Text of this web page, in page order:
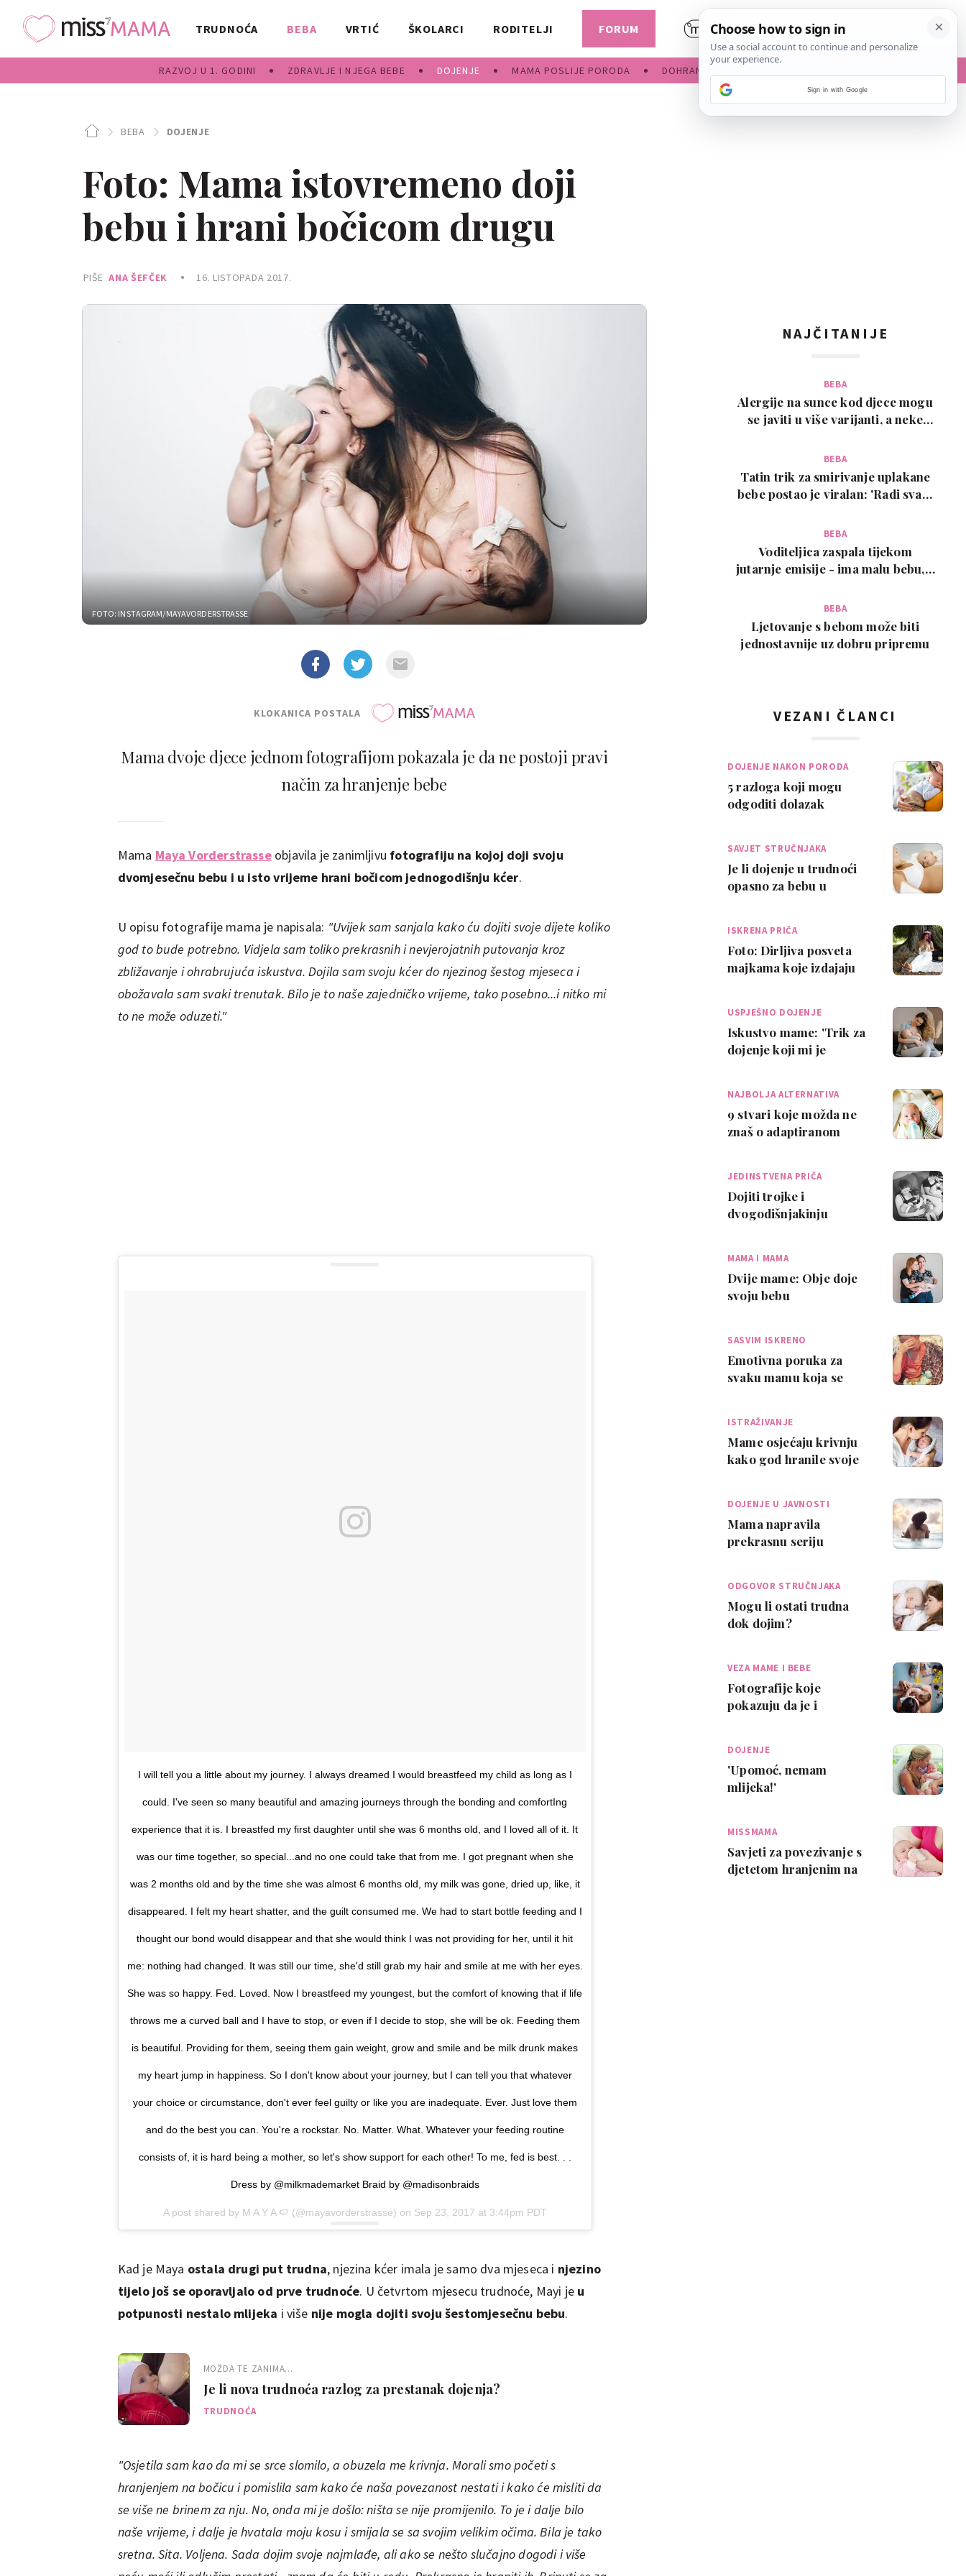
TRUDNOĆA BEBA
RAZVOJ U 1. GODINI ZDRAVLJE I NJEGA BEBE DOJENJE MAMA POSLIJE PORODA DOHRANA
VRTIĆ ŠKOLARCI RODITELJI FORUM
BEBA DOJENJE
Foto: Mama istovremeno doji
bebu i hrani bočicom drugu
PIŠE ANA ŠEFČEK 16. LISTOPADA 2017.
FOTO: INSTAGRAM/MAYAVORDERSTRASSE
KLOKANICA POSTALA
Mama dvoje djece jednom fotografijom pokazala je da ne postoji pravi
način za hranjenje bebe
Mama Maya Vorderstrasseobjavila je zanimljivu fotografiju na kojoj doji svoju
dvomjesečnu bebu i u isto vrijeme hrani bočicom jednogodišnju kćer.
U opisu fotografije mama je napisala: "Uvijek sam sanjala kako ću dojiti svoje dijete koliko
god to bude potrebno. Vidjela sam toliko prekrasnih i nevjerojatnih putovanja kroz
zbližavanje i ohrabrujuća iskustva. Dojila sam svoju kćer do njezinog šestog mjeseca i
obožavala sam svaki trenutak. Bilo je to naše zajedničko vrijeme, tako posebno...i nitko mi
to ne može oduzeti."
I will tell you a little about my journey. I always dreamed I would breastfeed my child as long as I
could. I've seen so many beautiful and amazing journeys through the bonding and comfortIng
experience that it is. I breastfed my first daughter until she was 6 months old, and I loved all of it. It
was our time together, so special...and no one could take that from me. I got pregnant when she
was 2 months old and by the time she was almost 6 months old, my milk was gone, dried up, like, it
disappeared. I felt my heart shatter, and the guilt consumed me. We had to start bottle feeding and I
thought our bond would disappear and that she would think I was not providing for her, until it hit
me: nothing had changed. It was still our time, she'd still grab my hair and smile at me with her eyes.
She was so happy. Fed. Loved. Now I breastfeed my youngest, but the comfort of knowing that if life
throws me a curved ball and I have to stop, or even if I decide to stop, she will be ok. Feeding them
is beautiful. Providing for them, seeing them gain weight, grow and smile and be milk drunk makes
my heart jump in happiness. So I don't know about your journey, but I can tell you that whatever
your choice or circumstance, don't ever feel guilty or like you are inadequate. Ever. Just love them
and do the best you can. You're a rockstar. No. Matter. What. Whatever your feeding routine
consists of, it is hard being a mother, so let's show support for each other! To me, fed is best. . .
Dress by @milkmademarket Braid by @madisonbraids
A post shared by M A Y A 🍉 (@mayavorderstrasse) on Sep 23, 2017 at 3:44pm PDT
Kad je Maya ostala drugi put trudna, njezina kćer imala je samo dva mjeseca i njezino
tijelo još se oporavljalo od prve trudnoće. U četvrtom mjesecu trudnoće, Mayi je u
potpunosti nestalo mlijeka i više nije mogla dojiti svoju šestomjesečnu bebu.
MOŽDA TE ZANIMA...
Je li nova trudnoća razlog za prestanak dojenja?
TRUDNOĆA
"Osjetila sam kao da mi se srce slomilo, a obuzela me krivnja. Morali smo početi s
hranjenjem na bočicu i pomislila sam kako će naša povezanost nestati i kako će misliti da
se više ne brinem za nju. No, onda mi je došlo: ništa se nije promijenilo. To je i dalje bilo
naše vrijeme, i dalje je hvatala moju kosu i smijala se sa svojim velikim očima. Bila je tako
sretna. Sita. Voljena. Sada dojim svoje najmlađe, ali ako se nešto slučajno dogodi i više
NAJČITANIJE
BEBA
Alergije na sunce kod djece mogu
se javiti u više varijanti, a neke
BEBA
Tatin trik za smirivanje uplakane
bebe postao je viralan: 'Radi svaki
BEBA
Voditeljica zaspala tijekom
jutarnje emisije - ima malu bebu, a
BEBA
Ljetovanje s bebom može biti
jednostavnije uz dobru pripremu
VEZANI ČLANCI
DOJENJE NAKON PORODA
5 razloga koji mogu
odgoditi dolazak
SAVJET STRUČNJAKA
Je li dojenje u trudnoći
opasno za bebu u
ISKRENA PRIČA
Foto: Dirljiva posveta
majkama koje izdajaju
USPJEŠNO DOJENJE
Iskustvo mame: 'Trik za
dojenje koji mi je
NAJBOLJA ALTERNATIVA
9 stvari koje možda ne
znaš o adaptiranom
JEDINSTVENA PRIČA
Dojiti trojke i
dvogodišnjakinju
MAMA I MAMA
Dvije mame: Obje doje
svoju bebu
SASVIM ISKRENO
Emotivna poruka za
svaku mamu koja se
ISTRAŽIVANJE
Mame osjećaju krivnju
kako god hranile svoje
DOJENJE U JAVNOSTI
Mama napravila
prekrasnu seriju
ODGOVOR STRUČNJAKA
Mogu li ostati trudna
dok dojim?
VEZA MAME I BEBE
Fotografije koje
pokazuju da je i
DOJENJE
'Upomoć, nemam
mlijeka!'
MISSMAMA
Savjeti za povezivanje s
djetetom hranjenim na
Sign in with Google